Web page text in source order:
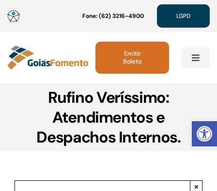
Abrir
para
conteúdo
Fone: (62) 3216-4900 LGPD
Toggle
Institucional
Linhas de Crédito
Emitir
Boleto
Rufino Veríssimo:
Atendimentos e
Despachos Internos.
×